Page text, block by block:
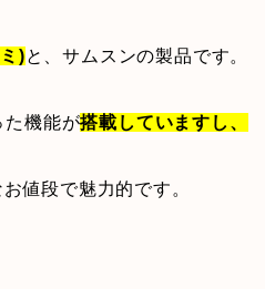
)と、サムスンの製品です。
た機能が搭載していますし、
値段で魅力的です。